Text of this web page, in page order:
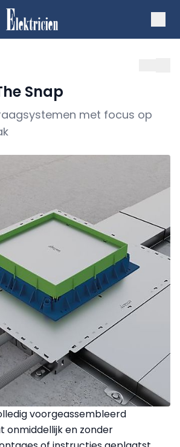
Snap
met focus op
voorgeassembleerd
onmiddellijk en zonder